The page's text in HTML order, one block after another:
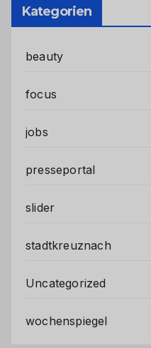
Kategorien
beauty
focus
jobs
presseportal
slider
stadtkreuznach
Uncategorized
wochenspiegel